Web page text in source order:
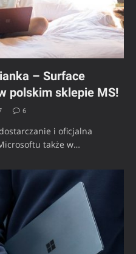
– Surface
polskim sklepie MS!
6
i oficjalna
także w…